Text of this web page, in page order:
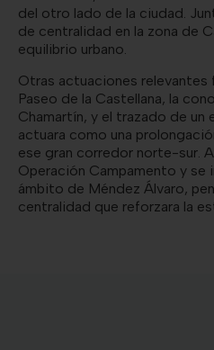
del otro lado de la ciudad.
de centralidad en la zona de
equilibrio urbano.
Otras actuaciones relevantes
Paseo de la Castellana, la
Chamartín, y el trazado de un
actuara como una
ese gran corredor norte-sur.
Operación Campamento y se
ámbito de Méndez Álvaro,
centralidad que reforzara la